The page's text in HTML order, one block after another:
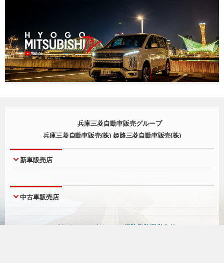
兵庫三菱自動車販売グループ
兵庫三菱自動車販売(株) 姫路三菱自動車販売(株)
新車販売店
神戸本店
西宮店
神戸北町店
西脇店
明石店
中古車販売店
UCAR神戸本店
プライバシーポリシー 保険業務運営方針